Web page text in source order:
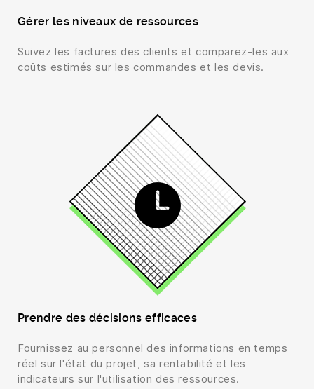
Gérer les niveaux de ressources
Suivez les factures des clients et comparez-les aux
coûts estimés sur les commandes et les devis.
Prendre des décisions efficaces
Fournissez au personnel des informations en temps
réel sur l'état du projet, sa rentabilité et les
indicateurs sur l'utilisation des ressources.